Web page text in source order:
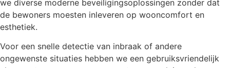
een prachtige woning. In deze luxe woning installeerden
we diverse moderne beveiligingsoplossingen zonder dat
de bewoners moesten inleveren op wooncomfort en
esthetiek.
Voor een snelle detectie van inbraak of andere